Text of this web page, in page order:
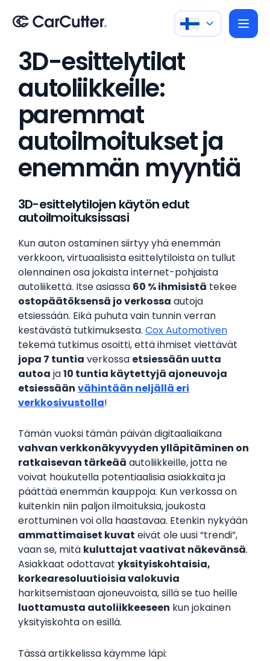
3D-esittelytilat
autoliikkeille:
paremmat
autoilmoitukset ja
enemmän myyntiä
3D-esittelytilojen käytön edut
autoilmoituksissasi
Kun auton ostaminen siirtyy yhä enemmän
verkkoon, virtuaalisista esittelytiloista on tullut
olennainen osa jokaista internet-pohjaista
autoliikettä. Itse asiassa 60 % ihmisistä tekee
ostopäätöksensä jo verkossa autoja
etsiessään. Eikä puhuta vain tunnin verran
kestävästä tutkimuksesta. Cox Automotiven
tekemä tutkimus osoitti, että ihmiset viettävät
jopa 7 tuntia verkossa etsiessään uutta
autoa ja10 tuntia käytettyjä ajoneuvoja
etsiessään vähintään neljällä eri
verkkosivustolla!
Tämän vuoksi tämän päivän digitaaliaikana
vahvan verkkonäkyvyyden ylläpitäminen on
ratkaisevan tärkeää autoliikkeille, jotta ne
voivat houkutella potentiaalisia asiakkaita ja
päättää enemmän kauppoja. Kun verkossa on
kuitenkin niin paljon ilmoituksia, joukosta
erottuminen voi olla haastavaa. Etenkin nykyään
ammattimaiset kuvat eivät ole uusi “trendi”,
vaan se, mitä kuluttajat vaativat näkevänsä.
Asiakkaat odottavat yksityiskohtaisia,
korkearesoluutioisia valokuvia
harkitsemistaan ajoneuvoista, sillä se tuo heille
luottamusta autoliikkeeseen kun jokainen
yksityiskohta on esillä.
Tässä artikkelissa käymme läpi: